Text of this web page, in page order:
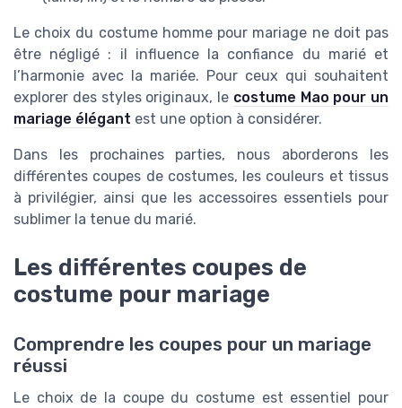
Le choix du costume homme pour mariage ne doit pas
être négligé : il influence la confiance du marié et
l’harmonie avec la mariée. Pour ceux qui souhaitent
explorer des styles originaux, le costume Mao pour un
mariage élégant est une option à considérer.
Dans les prochaines parties, nous aborderons les
différentes coupes de costumes, les couleurs et tissus
à privilégier, ainsi que les accessoires essentiels pour
sublimer la tenue du marié.
Les différentes coupes de
costume pour mariage
Comprendre les coupes pour un mariage
réussi
Le choix de la coupe du costume est essentiel pour